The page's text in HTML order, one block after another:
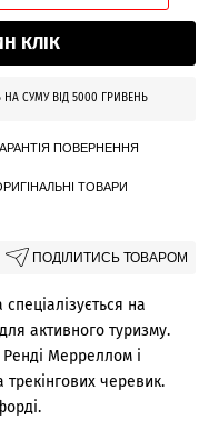
КЛІК
СУМУ ВІД 5000 ГРИВЕНЬ
ПОВЕРНЕННЯ
ТОВАРИ
ПОДІЛИТИСЬ ТОВАРОМ
на
активного туризму.
Мерреллом і
черевик.